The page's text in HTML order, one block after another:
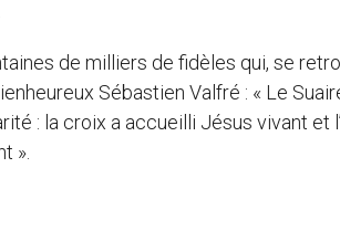
de milliers de fidèles qui, se
Sébastien Valfré : « Le
: la croix a accueilli Jésus vivant et
».